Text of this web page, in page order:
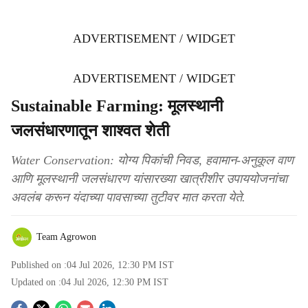
ADVERTISEMENT / WIDGET
ADVERTISEMENT / WIDGET
Sustainable Farming: मूलस्थानी
जलसंधारणातून शाश्‍वत शेती
Water Conservation: योग्य पिकांची निवड, हवामान-अनुकूल वाण
आणि मूलस्थानी जलसंधारण यांसारख्या खात्रीशीर उपाययोजनांचा
अवलंब करून यंदाच्या पावसाच्या तुटीवर मात करता येते.
Team Agrowon
Published on :04 Jul 2026, 12:30 PM IST
Updated on :04 Jul 2026, 12:30 PM IST